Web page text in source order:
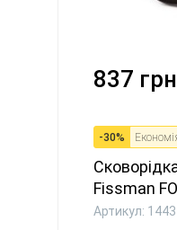
837 грн
-30%
Fissman
ал...
Артикул: